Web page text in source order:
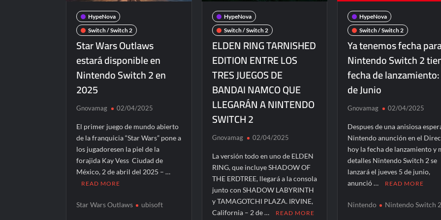
HypeNova
Switch / Switch 2
Star Wars Outlaws
estará disponible en
Nintendo Switch 2 en
2025
Gnovamag 02/04/2025
El primer juego de mundo abierto
de la franquicia “Star Wars” pone a
los jugadoresen la piel de la
forajida Kay Vess Ciudad de
México, 2 de abril del 2025 – …
READ MORE
Star Wars Outlaws ubisoft
HypeNova
Switch / Switch 2
ELDEN RING TARNISHED
EDITION ENTRE LOS
TRES JUEGOS DE
BANDAI NAMCO QUE
LLEGARÁN A NINTENDO
SWITCH 2
Gnovamag 02/04/2025
La versión todo en uno de ELDEN
RING, que incluye SHADOW OF
THE ERDTREE, llegará a la consola
junto con SHADOW LABYRINTH
y TAMAGOTCHI PLAZA. IRVINE,
California – 2 de …
READ MORE
HypeNova
Switch / Switch 2
Ya tenemos fecha
Nintendo Switch 2
fecha de
de Junio
Gnovamag 02/04/2025
Despues de una anisiosa
Nintendo anunción en el
hoy la fecha de lanzamiento y
detalles Nintendo Switch 2 se
lanzará el jueves 5 de junio,
anunció …
READ MORE
Nintendo Nintendo Switch 2